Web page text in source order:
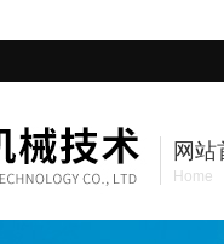
网站
Home